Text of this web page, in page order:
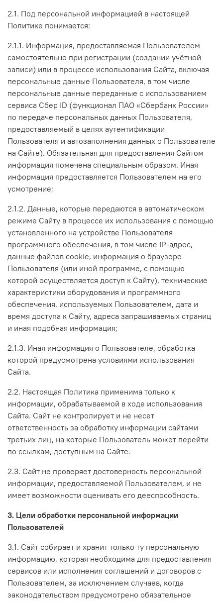
2.1. Под персональной информацией в настоящей
Политике понимается:
2.1.1. Информация, предоставляемая Пользователем
самостоятельно при регистрации (создании учётной
записи) или в процессе использования Сайта, включая
персональные данные Пользователя, в том числе
персональные данные переданные с использованием
сервиса Сбер ID (функционал ПАО «Сбербанк России»
по передаче персональных данных Пользователя,
предоставляемый в целях аутентификации
Пользователя и автозаполнения данных о Пользователе
на Сайте). Обязательная для предоставления Сайтом
информация помечена специальным образом. Иная
информация предоставляется Пользователем на его
усмотрение;
2.1.2. Данные, которые передаются в автоматическом
режиме Сайту в процессе их использования с помощью
установленного на устройстве Пользователя
программного обеспечения, в том числе IP-адрес,
данные файлов cookie, информация о браузере
Пользователя (или иной программе, с помощью
которой осуществляется доступ к Сайту), технические
характеристики оборудования и программного
обеспечения, используемых Пользователем, дата и
время доступа к Сайту, адреса запрашиваемых страниц
и иная подобная информация;
2.1.3. Иная информация о Пользователе, обработка
которой предусмотрена условиями использования
Сайта.
2.2. Настоящая Политика применима только к
информации, обрабатываемой в ходе использования
Сайта. Сайт не контролирует и не несет
ответственность за обработку информации сайтами
третьих лиц, на которые Пользователь может перейти
по ссылкам, доступным на Сайте.
2.3. Сайт не проверяет достоверность персональной
информации, предоставляемой Пользователем, и не
имеет возможности оценивать его дееспособность.
3. Цели обработки персональной информации
Пользователей
3.1. Сайт собирает и хранит только ту персональную
информацию, которая необходима для предоставления
сервисов или исполнения соглашений и договоров с
Пользователем, за исключением случаев, когда
законодательством предусмотрено обязательное